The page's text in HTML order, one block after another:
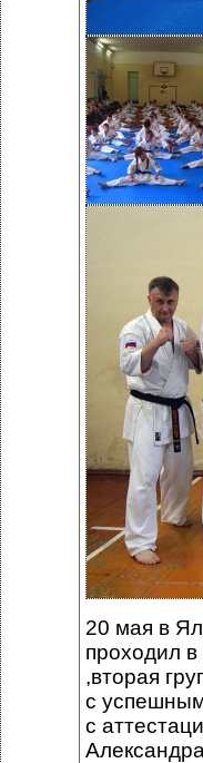
20 мая в
проходил
,вторая
с
с